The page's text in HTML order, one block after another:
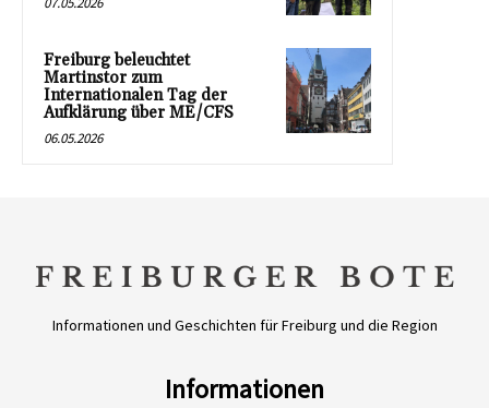
Freiburg beleuchtet
Martinstor zum
Internationalen Tag der
Aufklärung über ME/CFS
06.05.2026
Informationen und Geschichten für Freiburg und die Region
Informationen